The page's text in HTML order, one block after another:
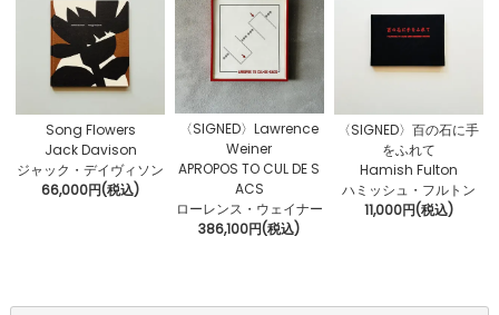
Song Flowers
Jack Davison
ジャック・デイヴィソン
66,000円(税込)
〈SIGNED〉Lawrence
Weiner
APROPOS TO CUL DE S
ACS
ローレンス・ウェイナー
386,100円(税込)
〈SIGNED〉百の石に手
をふれて
Hamish Fulton
ハミッシュ・フルトン
11,000円(税込)